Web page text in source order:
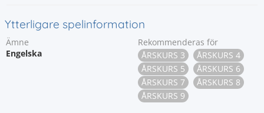
Ytterligare spelinformation
Ämne
Engelska
Rekommenderas för
ÅRSKURS 3
ÅRSKURS 4
ÅRSKURS 5
ÅRSKURS 6
ÅRSKURS 7
ÅRSKURS 8
ÅRSKURS 9